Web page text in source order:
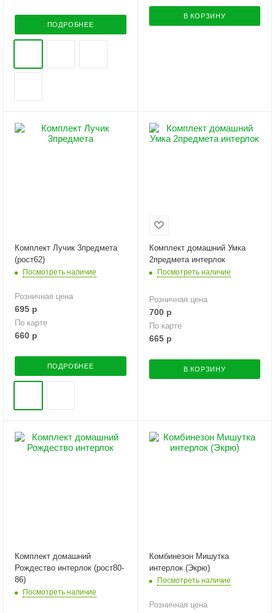
ПОДРОБНЕЕ
В КОРЗИНУ
Комплект Лучик 3предмета
(рост62)
Посмотреть наличие
Розничная цена
695 р
По карте
660 р
ПОДРОБНЕЕ
Комплект домашний Умка
2предмета интерлок
Посмотреть наличие
Розничная цена
700р
По карте
665р
В КОРЗИНУ
Комплект домашний
Рождество интерлок (рост80-
86)
Посмотреть наличие
Комбинезон Мишутка
интерлок (Экрю)
Посмотреть наличие
Розничная цена